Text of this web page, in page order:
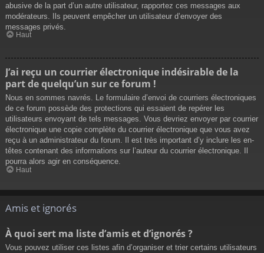
abusive de la part d’un autre utilisateur, rapportez ces messages aux
modérateurs. Ils peuvent empêcher un utilisateur d’envoyer des
messages privés.
Haut
J’ai reçu un courrier électronique indésirable de la
part de quelqu’un sur ce forum !
Nous en sommes navrés. Le formulaire d’envoi de courriers électroniques
de ce forum possède des protections qui essaient de repérer les
utilisateurs envoyant de tels messages. Vous devriez envoyer par courrier
électronique une copie complète du courrier électronique que vous avez
reçu à un administrateur du forum. Il est très important d’y inclure les en-
têtes contenant des informations sur l’auteur du courrier électronique. Il
pourra alors agir en conséquence.
Haut
Amis et ignorés
À quoi sert ma liste d’amis et d’ignorés ?
Vous pouvez utiliser ces listes afin d’organiser et trier certains utilisateurs